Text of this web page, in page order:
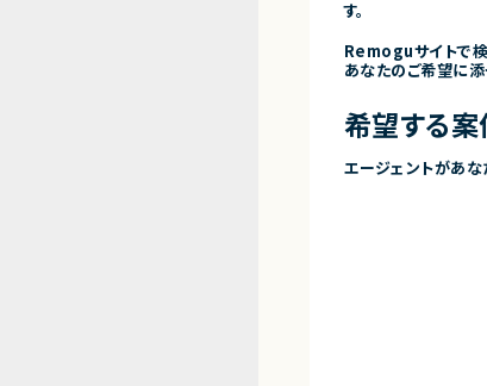
す。
Remoguサイトで検
あなたのご希望に添
希望する案
エージェントがあな